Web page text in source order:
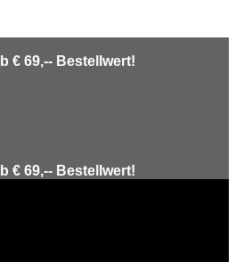
€ 69,-- Bestellwert!
€ 69,-- Bestellwert!